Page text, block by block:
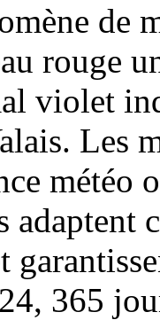
de
rouge
violet
Les
météo
adaptent
365